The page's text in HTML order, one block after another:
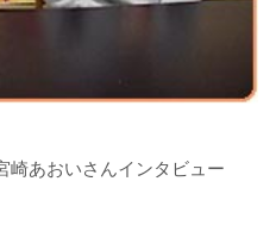
崎あおいさんインタビュー